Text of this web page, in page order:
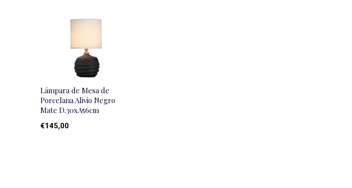
Lámpara de Mesa de
Porcelana Alivio Negro
Mate D.30xA56cm
€145,00